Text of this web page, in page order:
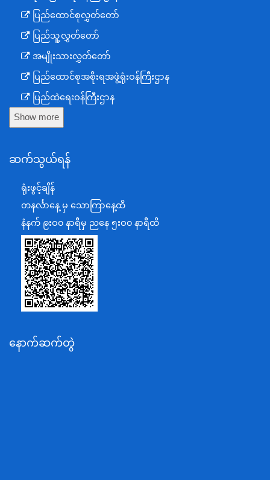
ပြည်ထောင်စုလွှတ်တော်
ပြည်သူ့လွှတ်တော်
အမျိုးသားလွှတ်တော်
ပြည်ထောင်စုအစိုးရအဖွဲ့ရုံးဝန်ကြီးဌာန
ပြည်ထဲရေးဝန်ကြီးဌာန
ကာကွယ်ရေးဝန်ကြီးဌာန
စီမံကိန်း၊ဘဏ္ဍာရေးနှင့်စက်မှုဝန်ကြီးဌာန
အပြည်ပြည်ဆိုင်ရာပူးပေါင်းဆောင်ရွက်ရေးဝန်ကြီးဌာန
ပြန်ကြားရေးဝန်ကြီးဌာန
သာသနာရေးနှင့် ယဉ်ကျေးမှုဝန်ကြီးဌာန
စိုက်ပျိုးရေး၊မွေးမြူရေးနှင့်ဆည်မြောင်းဝန်ကြီးဌာန
ပို့ဆောင်ရေးနှင့်ဆက်သွယ်ရေးဝန်ကြီးဌာန
သယံဇာတနှင့်ပတ်ဝန်းကျင်ထိန်းသိမ်းရေးဝန်ကြီးဌာန
အလုပ်သမား၊လူဝင်မှုကြီးကြပ်ရေးနှင့်ပြည်သူ့အင်အား
Show more
ဆက်သွယ်ရန်
ရုံးဖွင့်ချိန်
တနင်္လာနေ့ မှ သောကြာနေ့ထိ
နံနက် ၉းဝ၀ နာရီမှ ညနေ ၅းဝ၀ နာရီထိ
နောက်ဆက်တွဲ